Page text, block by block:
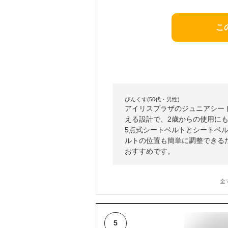
こ
ぴんくす(50代・男性)
アイリスプラザのジュニアシ
える設計で、2歳からの使用に
5点式シートベルトとシートベ
ルトの位置も簡単に調整でき
おすすめです。
全
5